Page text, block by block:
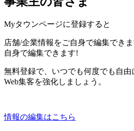
Myタウンページに登録すると
店舗/企業情報をご自身で編集でき
自身で編集できます!
無料登録で、いつでも何度でも自由
Web集客を強化しましょう。
情報の編集はこちら